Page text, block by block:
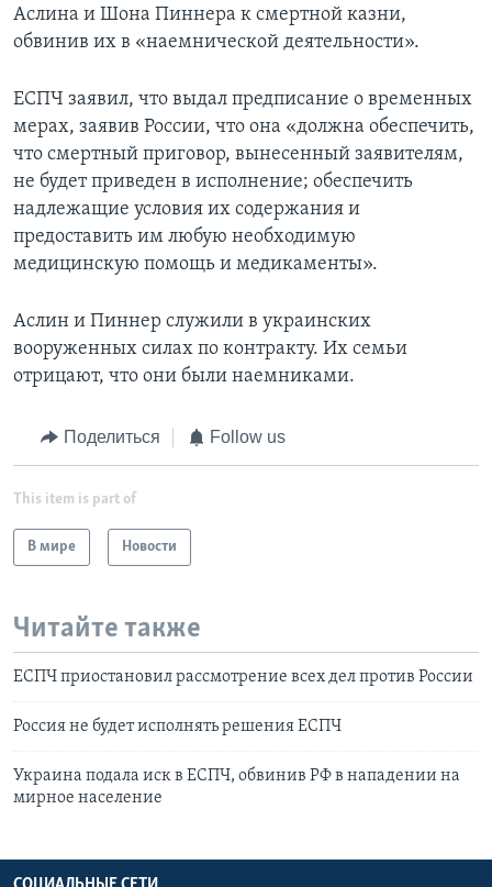
Аслина и Шона Пиннера к смертной казни,
обвинив их в «наемнической деятельности».
ЕСПЧ заявил, что выдал предписание о временных
мерах, заявив России, что она «должна обеспечить,
что смертный приговор, вынесенный заявителям,
не будет приведен в исполнение; обеспечить
надлежащие условия их содержания и
предоставить им любую необходимую
медицинскую помощь и медикаменты».
Аслин и Пиннер служили в украинских
вооруженных силах по контракту. Их семьи
отрицают, что они были наемниками.
Поделиться Follow us
This item is part of
В мире Новости
Читайте также
ЕСПЧ приостановил рассмотрение всех дел против России
Россия не будет исполнять решения ЕСПЧ
Украина подала иск в ЕСПЧ, обвинив РФ в нападении на
мирное население